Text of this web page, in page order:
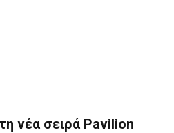
νέα σειρά Pavilion